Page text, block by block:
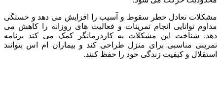
مشکلات تعادل خطر سقوط و آسیب را افزایش می دهد و خستگی
مداوم توانایی انجام تمرینات و فعالیت های روزانه را کاهش می
دهد. شناخت این مشکلات به کاردرمانگر کمک می کند برنامه
تمرینی مناسبی برای منزل طراحی کند و بیماران ام اس بتوانند
استقلال و کیفیت زندگی خود را حفظ کنند.